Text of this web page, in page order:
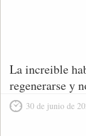
La increible
regenerarse y
30 de junio de